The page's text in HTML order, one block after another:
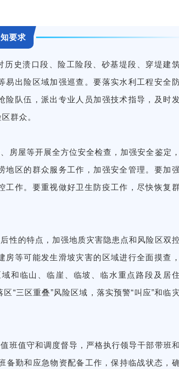
要求
历史溃口段、险工险段、砂基堤段、穿堤建
易出险区域加强巡查。要落实水利工程安全
险队伍，派出专业人员加强技术指导，及时
群众。
房屋等开展全方位安全检查，加强安全鉴定，
地区的群众服务工作，加强安全管理。要加强
工作。要重视做好卫生防疫工作，尽快恢复
性的特点，加强地质灾害隐患点和风险区双
等可能发生滑坡灾害的区域进行全面摸查，
和临山、临崖、临坡、临水重点路段及居住
“三区重叠”风险区域，落实预警“叫应”和临灾
班值守和调度督导，严格执行领导干部带班
备勤和应急物资配备工作，保持临战状态，确